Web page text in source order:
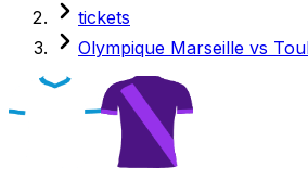
tickets
Olympique Marseille vs